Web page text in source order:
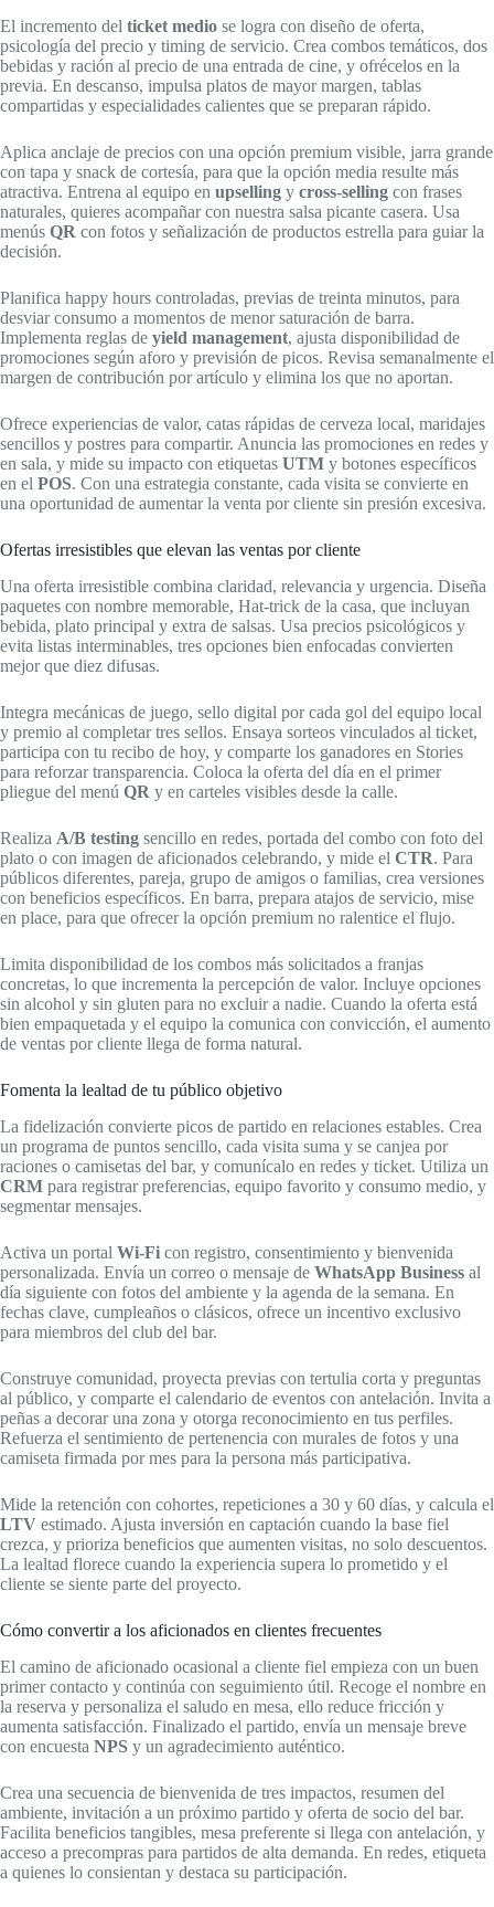
El incremento del ticket medio se logra con diseño de oferta,
psicología del precio y timing de servicio. Crea combos temáticos, dos
bebidas y ración al precio de una entrada de cine, y ofrécelos en la
previa. En descanso, impulsa platos de mayor margen, tablas
compartidas y especialidades calientes que se preparan rápido.
Aplica anclaje de precios con una opción premium visible, jarra grande
con tapa y snack de cortesía, para que la opción media resulte más
atractiva. Entrena al equipo en upselling y cross‑selling con frases
naturales, quieres acompañar con nuestra salsa picante casera. Usa
menús QR con fotos y señalización de productos estrella para guiar la
decisión.
Planifica happy hours controladas, previas de treinta minutos, para
desviar consumo a momentos de menor saturación de barra.
Implementa reglas de yield management, ajusta disponibilidad de
promociones según aforo y previsión de picos. Revisa semanalmente el
margen de contribución por artículo y elimina los que no aportan.
Ofrece experiencias de valor, catas rápidas de cerveza local, maridajes
sencillos y postres para compartir. Anuncia las promociones en redes y
en sala, y mide su impacto con etiquetas UTM y botones específicos
en el POS. Con una estrategia constante, cada visita se convierte en
una oportunidad de aumentar la venta por cliente sin presión excesiva.
Ofertas irresistibles que elevan las ventas por cliente
Una oferta irresistible combina claridad, relevancia y urgencia. Diseña
paquetes con nombre memorable, Hat‑trick de la casa, que incluyan
bebida, plato principal y extra de salsas. Usa precios psicológicos y
evita listas interminables, tres opciones bien enfocadas convierten
mejor que diez difusas.
Integra mecánicas de juego, sello digital por cada gol del equipo local
y premio al completar tres sellos. Ensaya sorteos vinculados al ticket,
participa con tu recibo de hoy, y comparte los ganadores en Stories
para reforzar transparencia. Coloca la oferta del día en el primer
pliegue del menú QR y en carteles visibles desde la calle.
Realiza A/B testing sencillo en redes, portada del combo con foto del
plato o con imagen de aficionados celebrando, y mide el CTR. Para
públicos diferentes, pareja, grupo de amigos o familias, crea versiones
con beneficios específicos. En barra, prepara atajos de servicio, mise
en place, para que ofrecer la opción premium no ralentice el flujo.
Limita disponibilidad de los combos más solicitados a franjas
concretas, lo que incrementa la percepción de valor. Incluye opciones
sin alcohol y sin gluten para no excluir a nadie. Cuando la oferta está
bien empaquetada y el equipo la comunica con convicción, el aumento
de ventas por cliente llega de forma natural.
Fomenta la lealtad de tu público objetivo
La fidelización convierte picos de partido en relaciones estables. Crea
un programa de puntos sencillo, cada visita suma y se canjea por
raciones o camisetas del bar, y comunícalo en redes y ticket. Utiliza un
CRM para registrar preferencias, equipo favorito y consumo medio, y
segmentar mensajes.
Activa un portal Wi‑Fi con registro, consentimiento y bienvenida
personalizada. Envía un correo o mensaje de WhatsApp Business al
día siguiente con fotos del ambiente y la agenda de la semana. En
fechas clave, cumpleaños o clásicos, ofrece un incentivo exclusivo
para miembros del club del bar.
Construye comunidad, proyecta previas con tertulia corta y preguntas
al público, y comparte el calendario de eventos con antelación. Invita a
peñas a decorar una zona y otorga reconocimiento en tus perfiles.
Refuerza el sentimiento de pertenencia con murales de fotos y una
camiseta firmada por mes para la persona más participativa.
Mide la retención con cohortes, repeticiones a 30 y 60 días, y calcula el
LTV estimado. Ajusta inversión en captación cuando la base fiel
crezca, y prioriza beneficios que aumenten visitas, no solo descuentos.
La lealtad florece cuando la experiencia supera lo prometido y el
cliente se siente parte del proyecto.
Cómo convertir a los aficionados en clientes frecuentes
El camino de aficionado ocasional a cliente fiel empieza con un buen
primer contacto y continúa con seguimiento útil. Recoge el nombre en
la reserva y personaliza el saludo en mesa, ello reduce fricción y
aumenta satisfacción. Finalizado el partido, envía un mensaje breve
con encuesta NPS y un agradecimiento auténtico.
Crea una secuencia de bienvenida de tres impactos, resumen del
ambiente, invitación a un próximo partido y oferta de socio del bar.
Facilita beneficios tangibles, mesa preferente si llega con antelación, y
acceso a precompras para partidos de alta demanda. En redes, etiqueta
a quienes lo consientan y destaca su participación.